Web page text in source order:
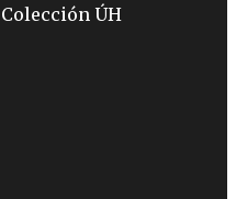
Colección ÚH